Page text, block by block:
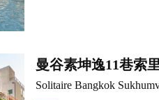
曼谷素坤逸11巷索
Solitaire Bangkok